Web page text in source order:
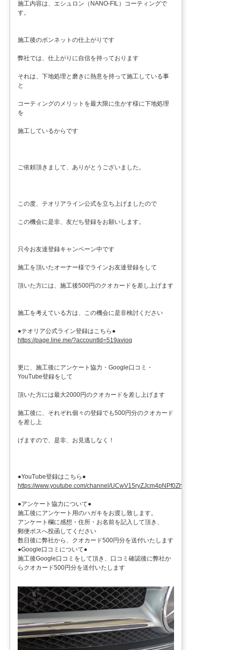
施工内容は、エシュロン（NANO-FIL）コーティングで
す。
施工後のボンネットの仕上がりです
弊社では、仕上がりに自信を持っております
それは、下地処理と磨きに熱意を持って施工している事
と
コーティングのメリットを最大限に生かす様に下地処理
を
施工しているからです
ご依頼頂きまして、ありがとうございました。
この度、テオリアライン公式を立ち上げましたので
この機会に是非、友だち登録をお願いします。
只今お友達登録キャンペーン中です
施工を頂いたオーナー様でラインお友達登録をして
頂いた方には、施工後500円のクオカードを差し上げます
施工を考えている方は、この機会に是非検討ください
●テオリア公式ライン登録はこちら●
https://page.line.me/?accountId=519avioq
更に、施工後にアンケート協力・Google口コミ・
YouTube登録をして
頂いた方には最大2000円のクオカードを差し上げます
施工後に、それぞれ個々の登録でも500円分のクオカード
を差し上
げますので、是非、お見逃しなく！
●YouTube登録はこちら●
https://www.youtube.com/channel/UCwV15ryZJcm4pNPf0ZhXu9g
●アンケート協力について●
施工後にアンケート用のハガキをお渡し致します。
アンケート欄に感想・住所・お名前を記入して頂き、
郵便ポスへ投函してください
数日後に弊社から、クオカード500円分を送付いたします
●Google口コミについて●
施工後Google口コミをして頂き、口コミ確認後に弊社か
らクオカード500円分を送付いたします